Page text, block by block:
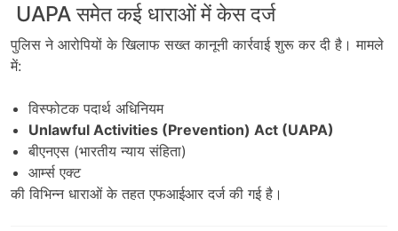
UAPA समेत कई धाराओं में केस दर्ज
पुलिस ने आरोपियों के खिलाफ सख्त कानूनी कार्रवाई शुरू कर दी है। मामले
में:
विस्फोटक पदार्थ अधिनियम
Unlawful Activities (Prevention) Act (UAPA)
बीएनएस (भारतीय न्याय संहिता)
आर्म्स एक्ट
की विभिन्न धाराओं के तहत एफआईआर दर्ज की गई है।